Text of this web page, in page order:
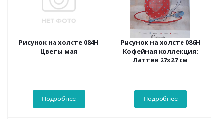
Рисунок на холсте 084Н
Цветы мая
Подробнее
Рисунок на холсте 086Н
Кофейная коллекция:
Латтеи 27х27 см
Подробнее